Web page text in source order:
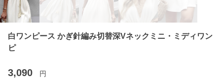
白ワンピース かぎ針編み切替深Vネックミニ・ミディワン
ピ
3,090 円